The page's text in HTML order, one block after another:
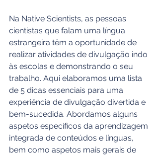
Na Native Scientists, as pessoas
cientistas que falam uma língua
estrangeira têm a oportunidade de
realizar atividades de divulgação indo
às escolas e demonstrando o seu
trabalho. Aqui elaboramos uma lista
de 5 dicas essenciais para uma
experiência de divulgação divertida e
bem-sucedida. Abordamos alguns
aspetos específicos da aprendizagem
integrada de conteúdos e línguas,
bem como aspetos mais gerais de